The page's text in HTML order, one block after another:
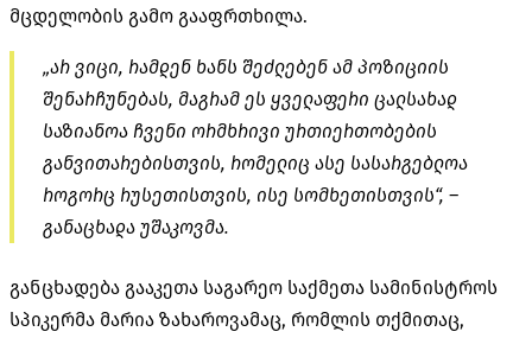
მცდელობის გამო გააფრთხილა.
„არ ვიცი, რამდენ ხანს შეძლებენ ამ პოზიციის
შენარჩუნებას, მაგრამ ეს ყველაფერი ცალსახად
საზიანოა ჩვენი ორმხრივი ურთიერთობების
განვითარებისთვის, რომელიც ასე სასარგებლოა
როგორც რუსეთისთვის, ისე სომხეთისთვის“, –
განაცხადა უშაკოვმა.
განცხადება გააკეთა საგარეო საქმეთა სამინისტროს
სპიკერმა მარია ზახაროვამაც, რომლის თქმითაც,